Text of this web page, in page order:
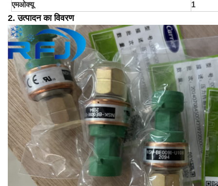
एमओक्यू
1
2. उत्पादन का विवरण